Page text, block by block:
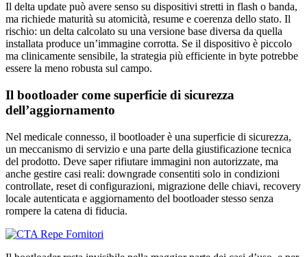
Il delta update può avere senso su dispositivi stretti in flash o banda,
ma richiede maturità su atomicità, resume e coerenza dello stato. Il
rischio: un delta calcolato su una versione base diversa da quella
installata produce un’immagine corrotta. Se il dispositivo è piccolo
ma clinicamente sensibile, la strategia più efficiente in byte potrebbe
essere la meno robusta sul campo.
Il bootloader come superficie di sicurezza
dell’aggiornamento
Nel medicale connesso, il bootloader è una superficie di sicurezza,
un meccanismo di servizio e una parte della giustificazione tecnica
del prodotto. Deve saper rifiutare immagini non autorizzate, ma
anche gestire casi reali: downgrade consentiti solo in condizioni
controllate, reset di configurazioni, migrazione delle chiavi, recovery
locale autenticata e aggiornamento del bootloader stesso senza
rompere la catena di fiducia.